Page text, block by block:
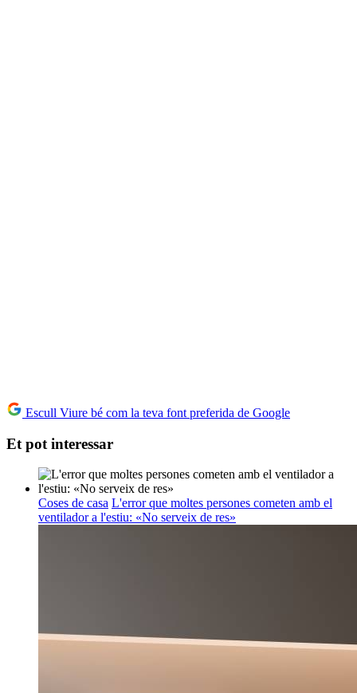
Escull Viure bé com la teva font preferida de Google
Et pot interessar
Coses de casa L'error que moltes persones cometen amb el
ventilador a l'estiu: «No serveix de res»